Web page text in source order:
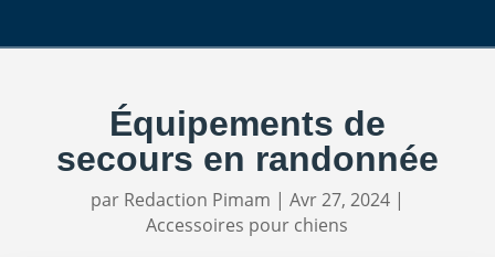
Équipements de
secours en randonnée
par Redaction Pimam | Avr 27, 2024|
Accessoires pour chiens